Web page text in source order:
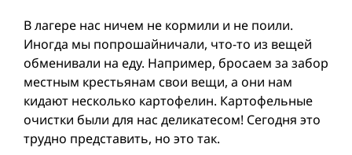
В лагере нас ничем не кормили и не поили.
Иногда мы попрошайничали, что-то из вещей
обменивали на еду. Например, бросаем за забор
местным крестьянам свои вещи, а они нам
кидают несколько картофелин. Картофельные
очистки были для нас деликатесом! Сегодня это
трудно представить, но это так.